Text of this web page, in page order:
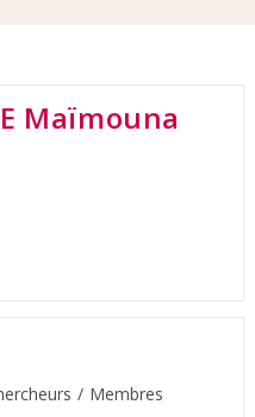
Maïmouna
/ Membres